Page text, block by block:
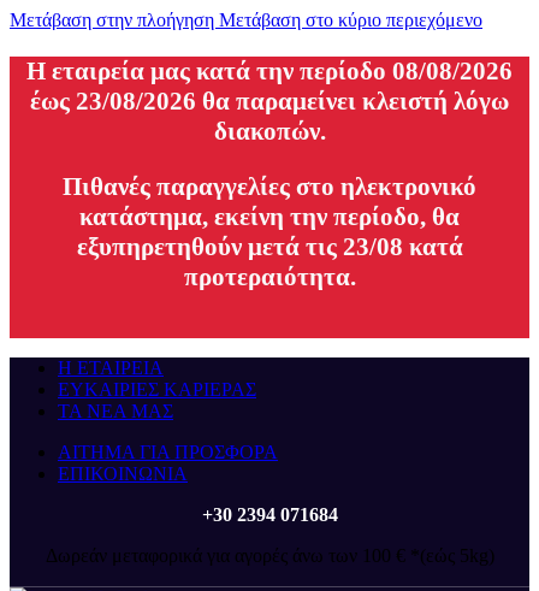
Μετάβαση στην πλοήγηση Μετάβαση στο κύριο περιεχόμενο
H εταιρεία μας κατά την περίοδο 08/08/2026
έως 23/08/2026 θα παραμείνει κλειστή λόγω
διακοπών.
Πιθανές παραγγελίες στο ηλεκτρονικό
κατάστημα, εκείνη την περίοδο, θα
εξυπηρετηθούν μετά τις 23/08 κατά
προτεραιότητα.
Η ΕΤΑΙΡΕΙΑ
ΕΥΚΑΙΡΙΕΣ ΚΑΡΙΕΡΑΣ
ΤΑ ΝΕΑ ΜΑΣ
ΑΙΤΗΜΑ ΓΙΑ ΠΡΟΣΦΟΡΑ
ΕΠΙΚΟΙΝΩΝΙΑ
+30 2394 071684
Δωρεάν μεταφορικά για αγορές άνω των 100 € *(εώς 5kg)